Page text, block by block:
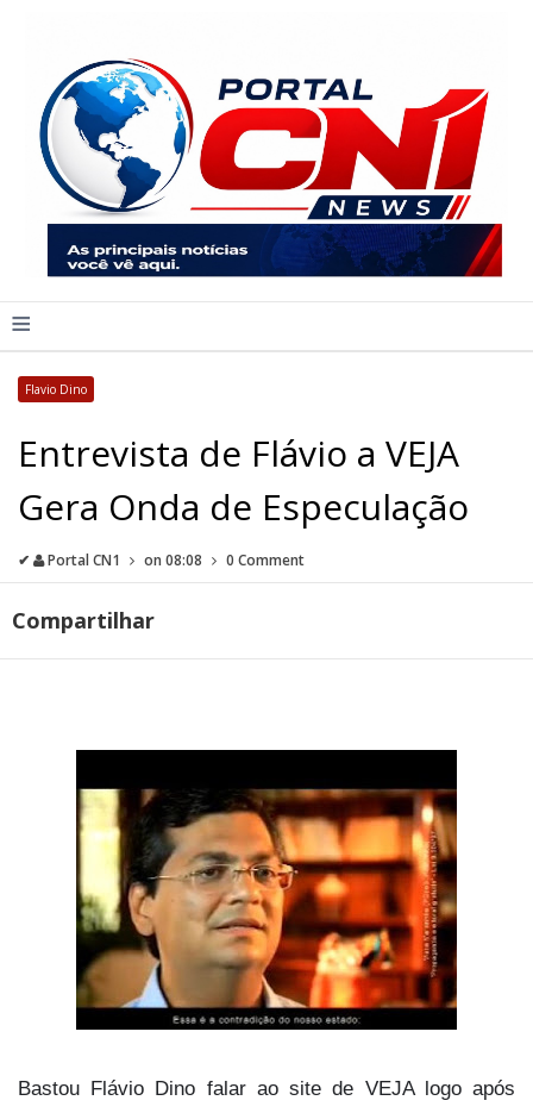
≡
Flavio Dino
Entrevista de Flávio a VEJA
Gera Onda de Especulação
✔ Portal CN1 on 08:08 0 Comment
Compartilhar
Bastou Flávio Dino falar ao site de VEJA logo após